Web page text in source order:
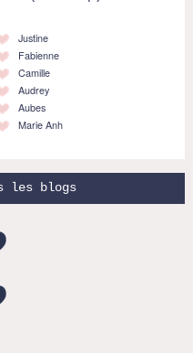
Justine
Fabienne
Camille
Audrey
Aubes
Marie Anh
les blogs